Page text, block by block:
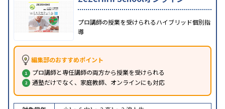
プロ講師の授業を受けられるハイブリッド個別指
導
編集部のおすすめポイント
プロ講師と専任講師の両方から授業を受けられる
通塾だけでなく、家庭教師、オンラインにも対応